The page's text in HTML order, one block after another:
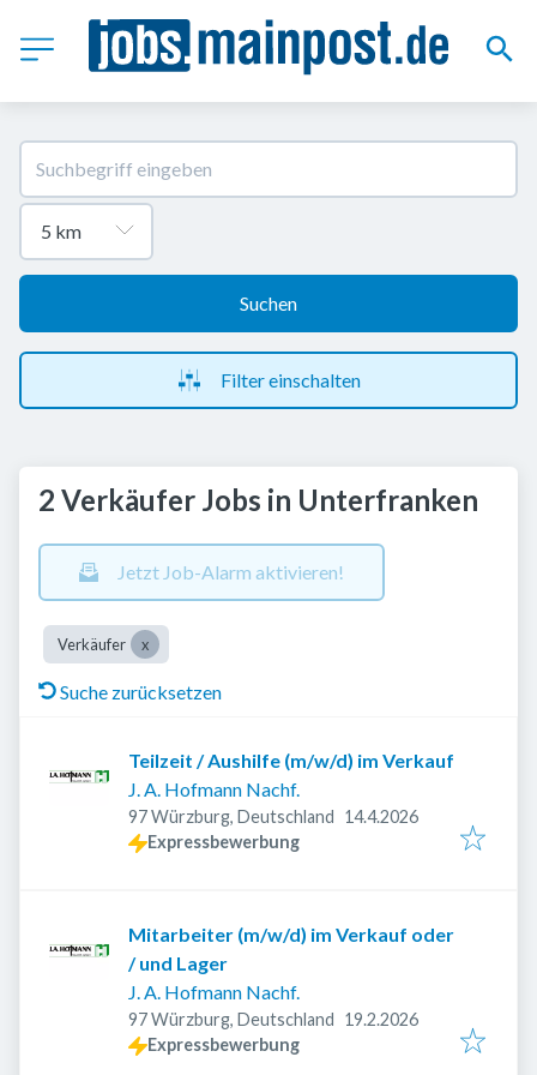
Suchen
Filter einschalten
2 Verkäufer Jobs in Unterfranken
Jetzt Job-Alarm aktivieren!
Verkäufer
Suche zurücksetzen
Teilzeit / Aushilfe (m/w/d) im Verkauf
J. A. Hofmann Nachf.
97 Würzburg, Deutschland Veröffentlicht
14.4.2026
Expressbewerbung
Mitarbeiter (m/w/d) im Verkauf oder
/ und Lager
J. A. Hofmann Nachf.
97 Würzburg, Deutschland Veröffentlicht
19.2.2026
Expressbewerbung